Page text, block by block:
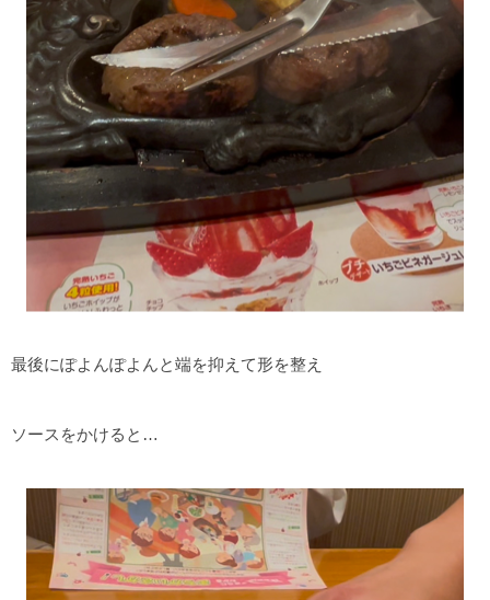
最後にぽよんぽよんと端を抑えて形を整え
ソースをかけると…